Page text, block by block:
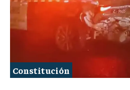
Constitución